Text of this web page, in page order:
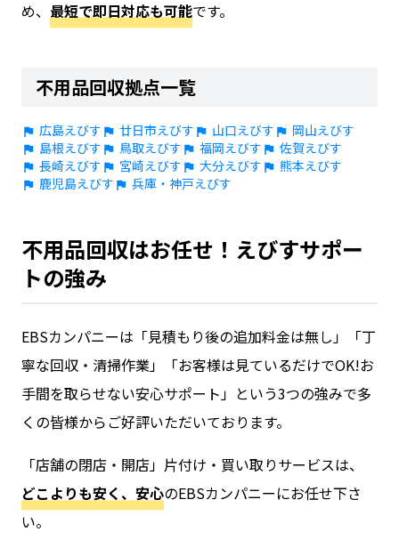
め、 最短で即日対応も可能です。
不用品回収拠点一覧
広島えびす 廿日市えびす 山口えびす
岡山えびす
島根えびす
鳥取えびす 福岡えびす
佐賀えびす
長崎えびす
宮崎えびす 大分えびす
熊本えびす
鹿児島えびす
兵庫・神戸えびす
不用品回収はお任せ！えびすサポー
トの強み
EBSカンパニーは「見積もり後の追加料金は無し」「丁
寧な回収・清掃作業」「お客様は見ているだけでOK!お
手間を取らせない安心サポート」という3つの強みで多
くの皆様からご好評いただいております。
「店舗の閉店・開店」 片付け・買い取りサービスは、
どこよりも安く、安心のEBSカンパニーにお任せ下さ
い。